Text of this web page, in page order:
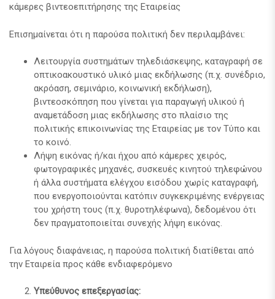
κάμερες βιντεοεπιτήρησης της Εταιρείας
Επισημαίνεται ότι η παρούσα πολιτική δεν περιλαμβάνει:
Λειτουργία συστημάτων τηλεδιάσκεψης, καταγραφή σε
οπτικοακουστικό υλικό μιας εκδήλωσης (π.χ. συνέδριο,
ακρόαση, σεμινάριο, κοινωνική εκδήλωση),
βιντεοσκόπηση που γίνεται για παραγωγή υλικού ή
αναμετάδοση μιας εκδήλωσης στο πλαίσιο της
πολιτικής επικοινωνίας της Εταιρείας με τον Τύπο και
το κοινό.
Λήψη εικόνας ή/και ήχου από κάμερες χειρός,
φωτογραφικές μηχανές, συσκευές κινητού τηλεφώνου
ή άλλα συστήματα ελέγχου εισόδου χωρίς καταγραφή,
που ενεργοποιούνται κατόπιν συγκεκριμένης ενέργειας
του χρήστη τους (π.χ. θυροτηλέφωνα), δεδομένου ότι
δεν πραγματοποιείται συνεχής λήψη εικόνας.
Για λόγους διαφάνειας, η παρούσα πολιτική διατίθεται από
την Εταιρεία προς κάθε ενδιαφερόμενο
Υπεύθυνος επεξεργασίας: